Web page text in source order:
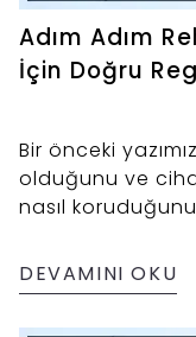
Adım Adım
İçin Doğru
Bir önceki
olduğunu ve
nasıl
aşamadasınız
DEVAMINI OKU